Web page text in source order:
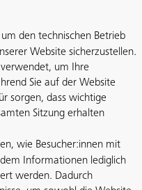
den technischen Betrieb
Website sicherzustellen.
um Ihre
Sie auf der Website
sorgen, dass wichtige
Sitzung erhalten
wie Besucher:innen mit
Informationen lediglich
werden. Dadurch